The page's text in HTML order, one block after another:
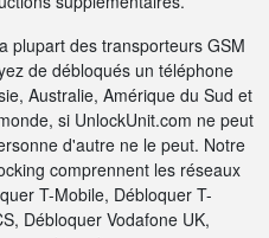
plupart des transporteurs GSM
de débloqués un téléphone
Australie, Amérique du Sud et
si UnlockUnit.com ne peut
d'autre ne le peut. Notre
comprennent les réseaux
T-Mobile, Débloquer T-
Débloquer Vodafone UK,